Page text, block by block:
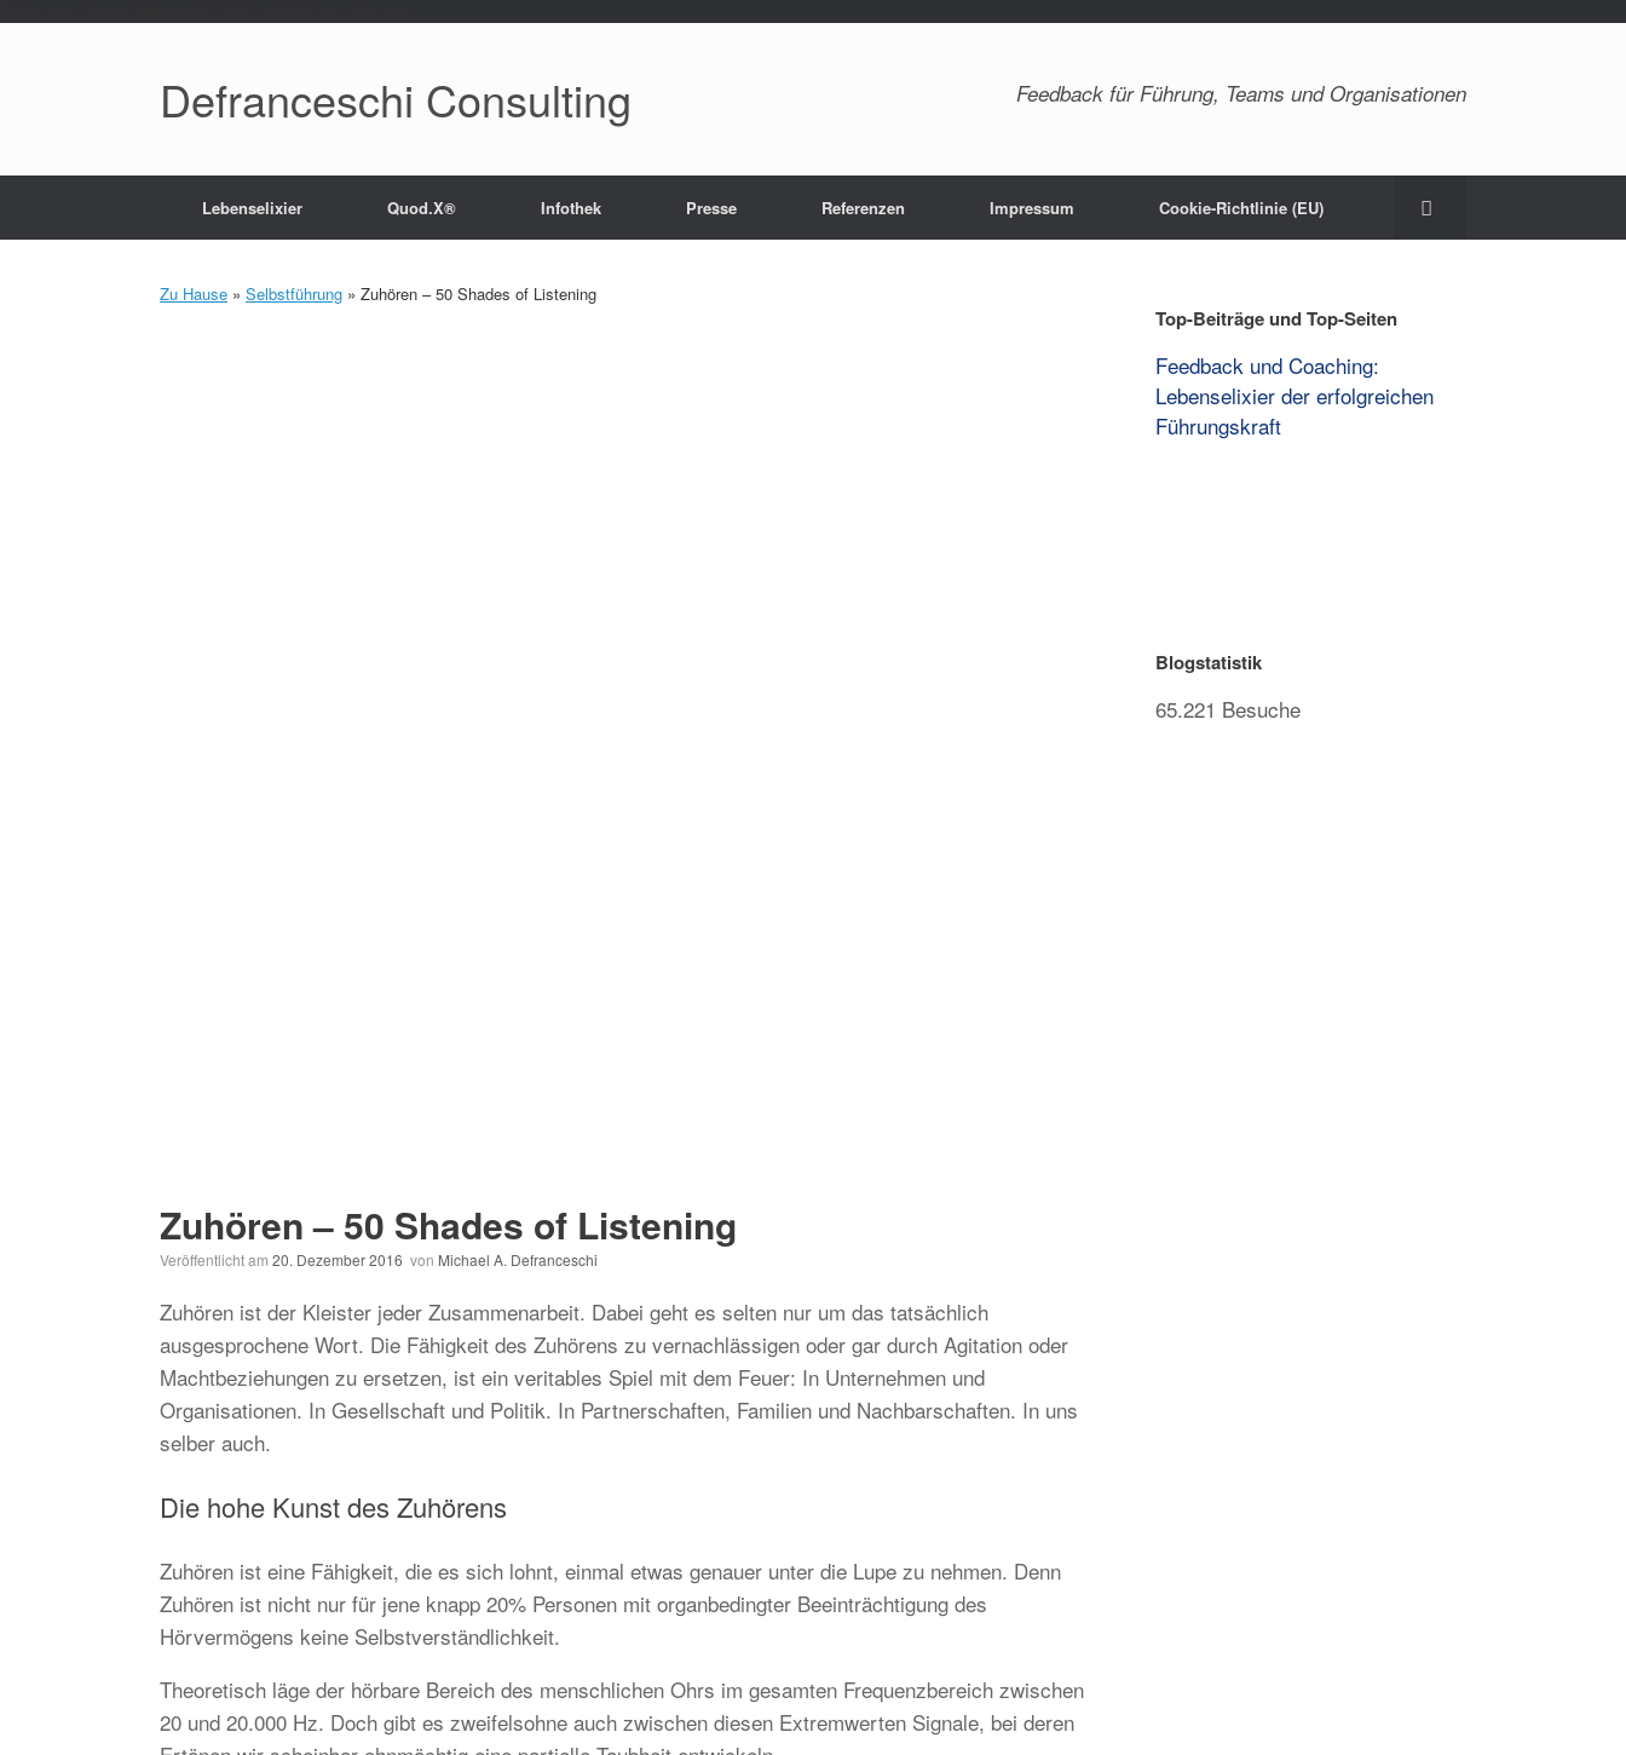
Defranceschi Consulting Feedback für Führung, Teams und Organisationen
Lebenselixier Quod.X® Infothek Presse Referenzen Impressum Cookie-Richtlinie (EU)
Zu Hause » Selbstführung » Zuhören – 50 Shades of Listening
Zuhören – 50 Shades of Listening
Veröffentlicht am 20. Dezember 2016 von Michael A. Defranceschi
Zuhören ist der Kleister jeder Zusammenarbeit. Dabei geht es selten nur um das tatsächlich
ausgesprochene Wort. Die Fähigkeit des Zuhörens zu vernachlässigen oder gar durch Agitation oder
Machtbeziehungen zu ersetzen, ist ein veritables Spiel mit dem Feuer: In Unternehmen und
Organisationen. In Gesellschaft und Politik. In Partnerschaften, Familien und Nachbarschaften. In uns
selber auch.
Die hohe Kunst des Zuhörens
Zuhören ist eine Fähigkeit, die es sich lohnt, einmal etwas genauer unter die Lupe zu nehmen. Denn
Zuhören ist nicht nur für jene knapp 20% Personen mit organbedingter Beeinträchtigung des
Hörvermögens keine Selbstverständlichkeit.
Theoretisch läge der hörbare Bereich des menschlichen Ohrs im gesamten Frequenzbereich zwischen
20 und 20.000 Hz. Doch gibt es zweifelsohne auch zwischen diesen Extremwerten Signale, bei deren
Top-Beiträge und Top-Seiten
Feedback und Coaching:
Lebenselixier der erfolgreichen
Führungskraft
Blogstatistik
65.221 Besuche